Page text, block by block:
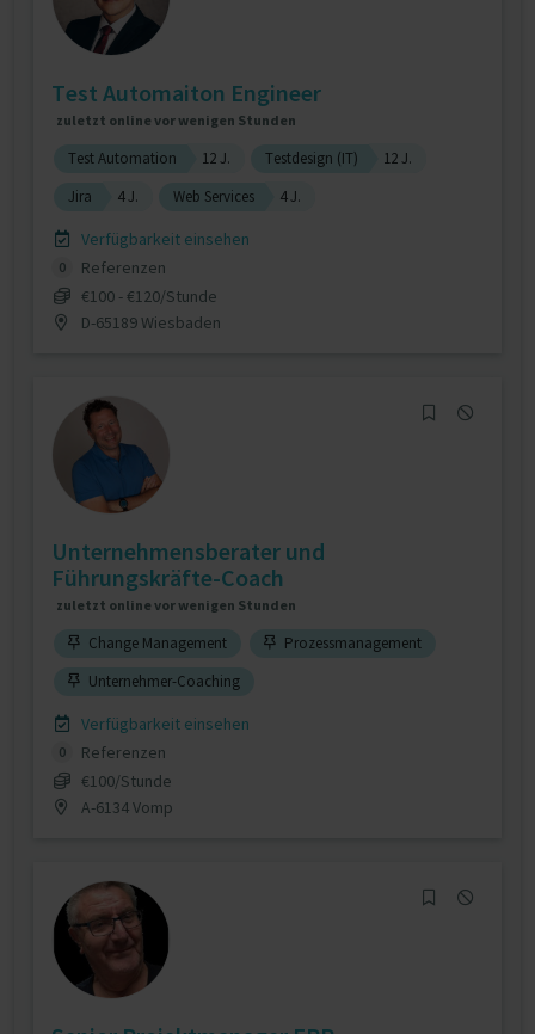
Test Automaiton Engineer
zuletzt online vor wenigen Stunden
Test Automation 12 J. Testdesign (IT)
12 J.
Jira
4 J. Web Services 4 J.
Verfügbarkeit einsehen
0
Referenzen
€100 - €120/Stunde
D-65189 Wiesbaden
Unternehmensberater und
Führungskräfte-Coach
zuletzt online vor wenigen Stunden
Change Management
Prozessmanagement
Unternehmer-Coaching
Verfügbarkeit einsehen
0
Referenzen
€100/Stunde
A-6134 Vomp